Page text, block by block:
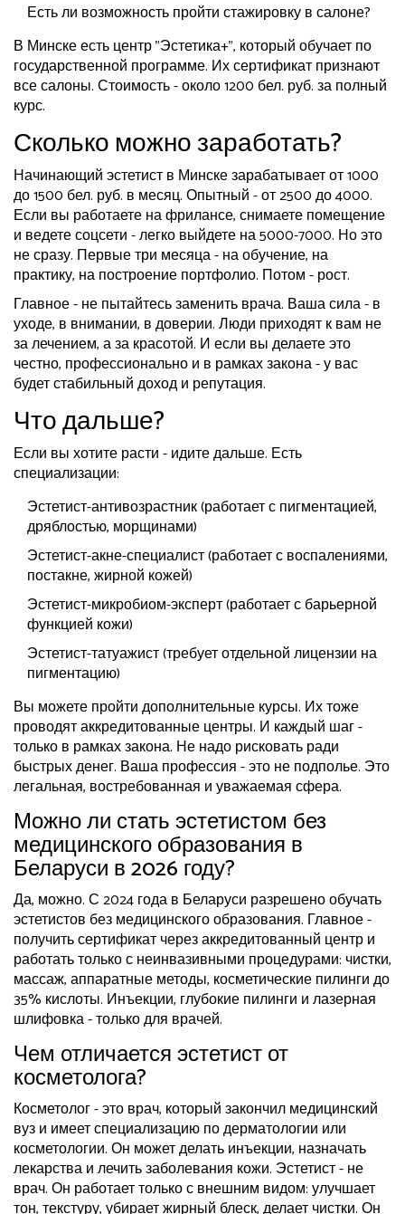
Есть ли возможность пройти стажировку в салоне?
В Минске есть центр "Эстетика+", который обучает по
государственной программе. Их сертификат признают
все салоны. Стоимость - около 1200 бел. руб. за полный
курс.
Сколько можно заработать?
Начинающий эстетист в Минске зарабатывает от 1000
до 1500 бел. руб. в месяц. Опытный - от 2500 до 4000.
Если вы работаете на фрилансе, снимаете помещение
и ведете соцсети - легко выйдете на 5000-7000. Но это
не сразу. Первые три месяца - на обучение, на
практику, на построение портфолио. Потом - рост.
Главное - не пытайтесь заменить врача. Ваша сила - в
уходе, в внимании, в доверии. Люди приходят к вам не
за лечением, а за красотой. И если вы делаете это
честно, профессионально и в рамках закона - у вас
будет стабильный доход и репутация.
Что дальше?
Если вы хотите расти - идите дальше. Есть
специализации:
Эстетист-антивозрастник (работает с пигментацией,
дряблостью, морщинами)
Эстетист-акне-специалист (работает с воспалениями,
постакне, жирной кожей)
Эстетист-микробиом-эксперт (работает с барьерной
функцией кожи)
Эстетист-татуажист (требует отдельной лицензии на
пигментацию)
Вы можете пройти дополнительные курсы. Их тоже
проводят аккредитованные центры. И каждый шаг -
только в рамках закона. Не надо рисковать ради
быстрых денег. Ваша профессия - это не подполье. Это
легальная, востребованная и уважаемая сфера.
Можно ли стать эстетистом без
медицинского образования в
Беларуси в 2026 году?
Да, можно. С 2024 года в Беларуси разрешено обучать
эстетистов без медицинского образования. Главное -
получить сертификат через аккредитованный центр и
работать только с неинвазивными процедурами: чистки,
массаж, аппаратные методы, косметические пилинги до
35% кислоты. Инъекции, глубокие пилинги и лазерная
шлифовка - только для врачей.
Чем отличается эстетист от
косметолога?
Косметолог - это врач, который закончил медицинский
вуз и имеет специализацию по дерматологии или
косметологии. Он может делать инъекции, назначать
лекарства и лечить заболевания кожи. Эстетист - не
врач. Он работает только с внешним видом: улучшает